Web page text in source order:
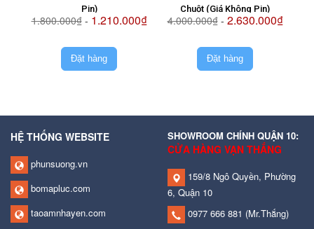
Pin)
1.800.000₫- 1.210.000₫
Đặt hàng
Chuột (Giá Không Pin)
4.000.000₫- 2.630.000₫
Đặt hàng
HỆ THỐNG WEBSITE
phunsuong.vn
bomapluc.com
taoamnhayen.com
SHOWROOM CHÍNH QUẬN 10:
CỬA HÀNG VẠN THẮNG
159/8 Ngô Quyền, Phường
6, Quận 10
0977 666 881 (Mr.Thắng)